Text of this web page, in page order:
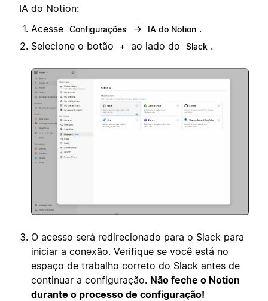
IA do Notion:
Acesse Configurações → IA do Notion .
Selecione o botão
+ ao lado do Slack .
O acesso será redirecionado para o Slack para
iniciar a conexão. Verifique se você está no
espaço de trabalho correto do Slack antes de
continuar a configuração. Não feche o Notion
durante o processo de configuração!